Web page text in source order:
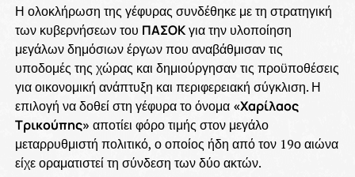
Η ολοκλήρωση της γέφυρας συνδέθηκε με τη στρατηγική
των κυβερνήσεων του ΠΑΣΟΚγια την υλοποίηση
μεγάλων δημόσιων έργων που αναβάθμισαν τις
υποδομές της χώρας και δημιούργησαν τις προϋποθέσεις
για οικονομική ανάπτυξη και περιφερειακή σύγκλιση. Η
επιλογή να δοθεί στη γέφυρα το όνομα «Χαρίλαος
Τρικούπης» αποτίει φόρο τιμής στον μεγάλο
μεταρρυθμιστή πολιτικό, ο οποίος ήδη από τον 19ο αιώνα
είχε οραματιστεί τη σύνδεση των δύο ακτών.